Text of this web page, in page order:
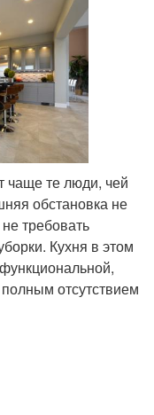
чаще те люди, чей
обстановка не
требовать
Кухня в этом
отсутствием